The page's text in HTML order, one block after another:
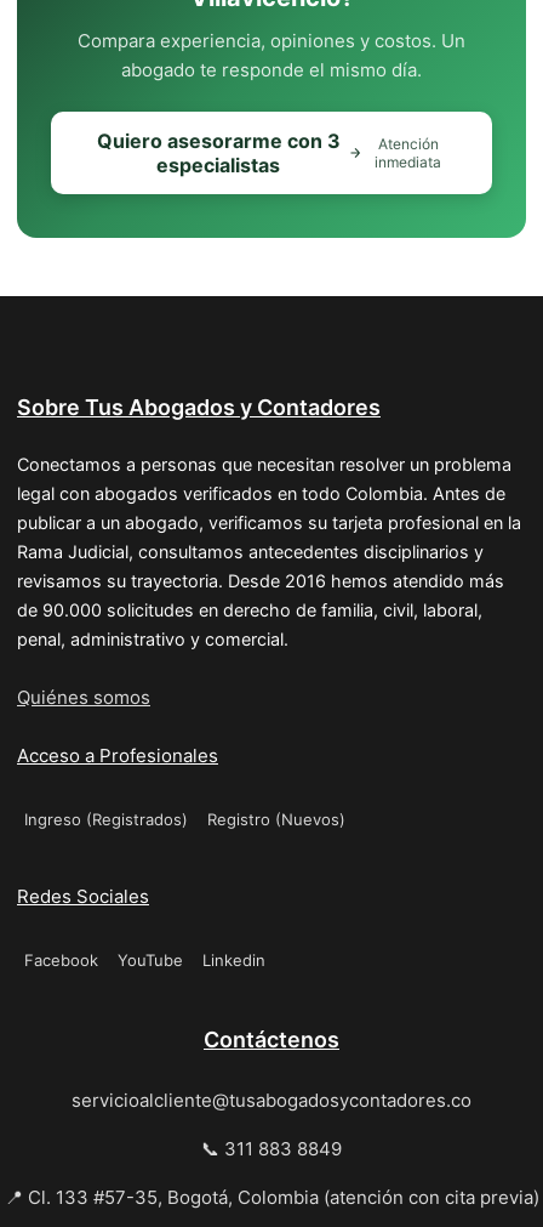
Compara experiencia, opiniones y costos. Un
abogado te responde el mismo día.
Quiero asesorarme con 3
especialistas
Atención
inmediata
Sobre Tus Abogados y Contadores
Conectamos a personas que necesitan resolver un problema
legal con abogados verificados en todo Colombia. Antes de
publicar a un abogado, verificamos su tarjeta profesional en la
Rama Judicial, consultamos antecedentes disciplinarios y
revisamos su trayectoria. Desde 2016 hemos atendido más
de 90.000 solicitudes en derecho de familia, civil, laboral,
penal, administrativo y comercial.
Quiénes somos
Acceso a Profesionales
Ingreso (Registrados) Registro (Nuevos)
Redes Sociales
Facebook YouTube Linkedin
Contáctenos
servicioalcliente@tusabogadosycontadores.co
📞 311 883 8849
📍 Cl. 133 #57-35, Bogotá, Colombia (atención con cita previa)